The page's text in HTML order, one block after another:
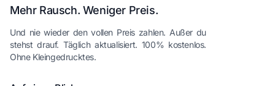
Mehr Rausch. Weniger Preis.
Und nie wieder den vollen Preis zahlen. Außer du
stehst drauf. Täglich aktualisiert. 100% kostenlos.
Ohne Kleingedrucktes.